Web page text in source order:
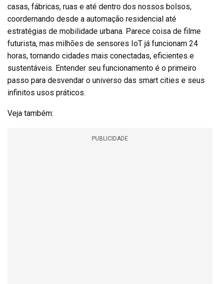
casas, fábricas, ruas e até dentro dos nossos bolsos,
coordernando desde a automação residencial até
estratégias de mobilidade urbana. Parece coisa de filme
futurista, mas milhões de sensores IoT já funcionam 24
horas, tornando cidades mais conectadas, eficientes e
sustentáveis. Entender seu funcionamento é o primeiro
passo para desvendar o universo das smart cities e seus
infinitos usos práticos.
Veja também:
PUBLICIDADE